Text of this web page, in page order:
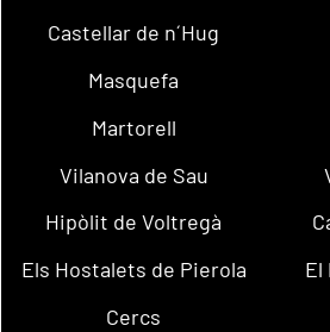
Castellar de n´Hug
Masquefa
Martorell
Vilanova de Sau
Hipòlit de Voltregà
Els Hostalets de Pierola
El
Cercs